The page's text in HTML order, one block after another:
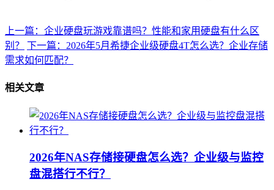
上一篇：企业硬盘玩游戏靠谱吗？性能和家用硬盘有什么区
别？
下一篇：2026年5月希捷企业级硬盘4T怎么选？企业存储
需求如何匹配？
相关文章
2026年NAS存储接硬盘怎么选？企业级与监控
盘混搭行不行？